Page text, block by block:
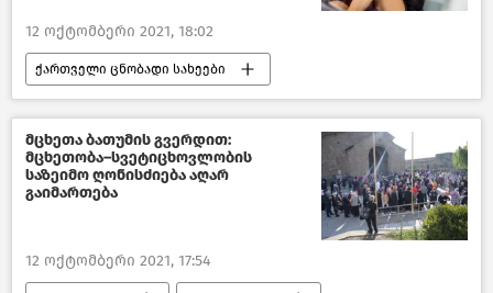
12 ოქტომბერი 2021, 18:02
ქართველი ცნობადი სახეები
მცხეთა ბათუმის გვერდით:
მცხეთობა–სვეტიცხოვლობის
საზეიმო ღონისძიება აღარ
გაიმართება
12 ოქტომბერი 2021, 17:54